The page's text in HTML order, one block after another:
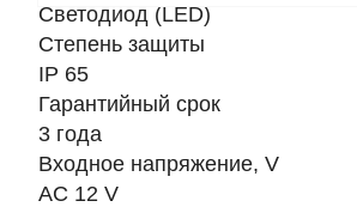
Светодиод (LED)
Степень защиты
IP 65
Гарантийный срок
3 года
Входное напряжение, V
AC 12 V